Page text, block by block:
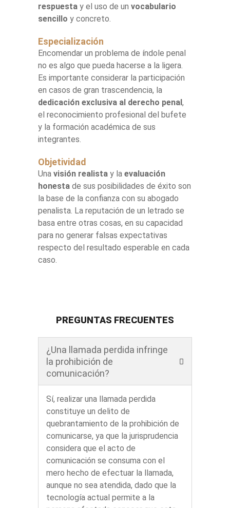
respuesta y el uso de un vocabulario
sencillo y concreto.
Especialización
Encomendar un problema de índole penal
no es algo que pueda hacerse a la ligera.
Es importante considerar la participación
en casos de gran trascendencia, la
dedicación exclusiva al derecho penal,
el reconocimiento profesional del bufete
y la formación académica de sus
integrantes.
Objetividad
Una visión realista y la evaluación
honesta de sus posibilidades de éxito son
la base de la confianza con su abogado
penalista. La reputación de un letrado se
basa entre otras cosas, en su capacidad
para no generar falsas expectativas
respecto del resultado esperable en cada
caso.
PREGUNTAS FRECUENTES
¿Una llamada perdida infringe
la prohibición de
comunicación?
Sí, realizar una llamada perdida
constituye un delito de
quebrantamiento de la prohibición de
comunicarse, ya que la jurisprudencia
considera que el acto de
comunicación se consuma con el
mero hecho de efectuar la llamada,
aunque no sea atendida, dado que la
tecnología actual permite a la